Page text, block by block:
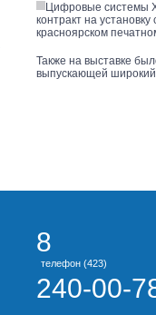
Цифровые системы
контракт на установку
красноярском
Также на выставке
выпускающей широкий
8
телефон (423)
240-00-